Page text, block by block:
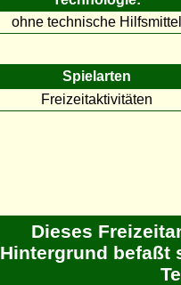
ohne technische Hilfsmittel
Spielarten
Freizeitaktivitäten
Dieses
Hintergrund befaßt